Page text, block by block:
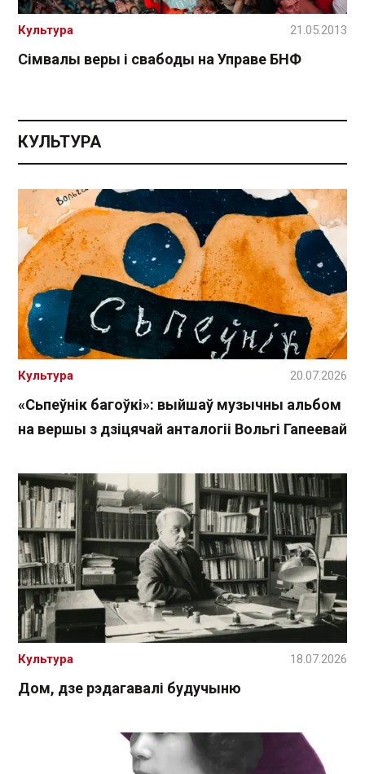
Сімвалы веры і свабоды на Управе БНФ
Культура 21.05.2013
КУЛЬТУРА
«Сьпеўнік багоўкі»: выйшаў музычны альбом
на вершы з дзіцячай анталогіі Вольгі Гапеевай
Культура 20.07.2026
Дом, дзе рэдагавалі будучыню
Культура 18.07.2026